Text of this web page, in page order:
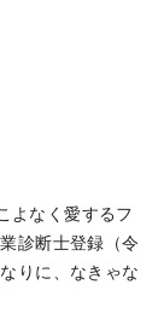
よなく愛するフ
診断士登録（令
りに、なきゃな